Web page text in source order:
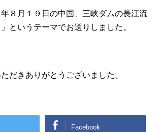
８月１９日の中国、三峡ダムの長江流
というテーマでお送りしました。
だきありがとうございました。
Facebook